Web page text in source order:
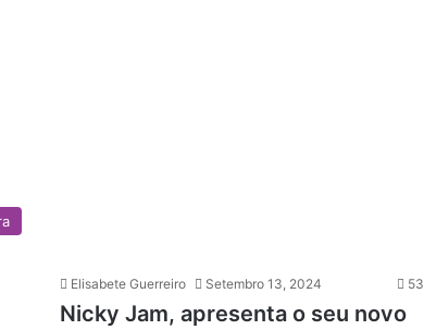
Elisabete Guerreiro Setembro 13, 2024 53
Nicky Jam, apresenta o seu novo